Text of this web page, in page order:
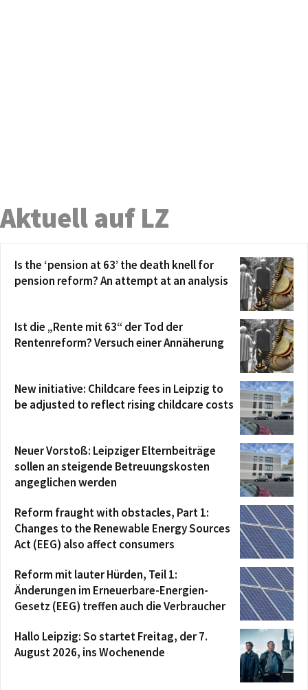
Aktuell auf LZ
Is the ‘pension at 63’ the death knell for
pension reform? An attempt at an analysis
Ist die „Rente mit 63“ der Tod der
Rentenreform? Versuch einer Annäherung
New initiative: Childcare fees in Leipzig to
be adjusted to reflect rising childcare costs
Neuer Vorstoß: Leipziger Elternbeiträge
sollen an steigende Betreuungskosten
angeglichen werden
Reform fraught with obstacles, Part 1:
Changes to the Renewable Energy Sources
Act (EEG) also affect consumers
Reform mit lauter Hürden, Teil 1:
Änderungen im Erneuerbare-Energien-
Gesetz (EEG) treffen auch die Verbraucher
Hallo Leipzig: So startet Freitag, der 7.
August 2026, ins Wochenende